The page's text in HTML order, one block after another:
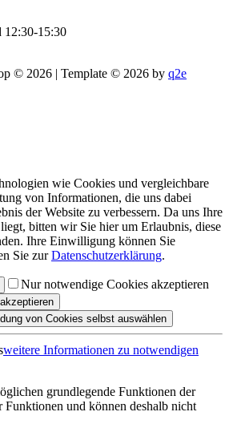
15:30
© 2026 | Template © 2026 by q2e
wie Cookies und vergleichbare
von Informationen, die uns dabei
der Website zu verbessern. Da uns Ihre
bitten wir Sie hier um Erlaubnis, diese
Ihre Einwilligung können Sie
Sie zurDatenschutzerklärung.
Nur notwendige Cookies akzeptieren
von Cookies selbst auswählen
weitere Informationen zu notwendigen
grundlegende Funktionen der
Funktionen und können deshalb nicht